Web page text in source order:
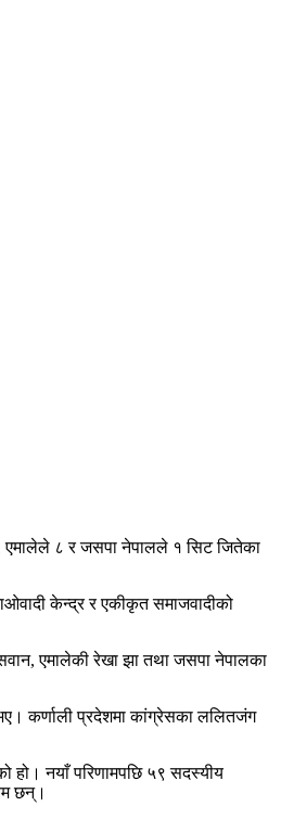
एमालेले ८ र जसपा नेपालले १ सिट जितेका
केन्द्र र एकीकृत समाजवादीको
एमालेकी रेखा झा तथा जसपा नेपालका
कर्णाली प्रदेशमा कांग्रेसका ललितजंग
हो। नयाँ परिणामपछि ५९ सदस्यीय
छन्।